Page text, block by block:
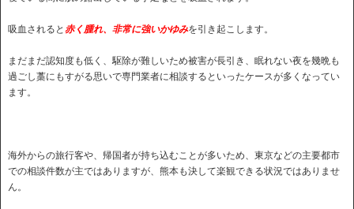
吸血されると 赤く腫れ、非常に強いかゆみを引き起こします。
まだまだ認知度も低く、駆除が難しいため被害が長引き、眠れない夜を幾晩も
過ごし藁にもすがる思いで専門業者に相談するといったケースが多くなってい
ます。
海外からの旅行客や、帰国者が持ち込むことが多いため、東京などの主要都市
での相談件数が主ではありますが、熊本も決して楽観できる状況ではありませ
ん。